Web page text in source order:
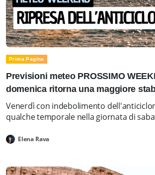
Prima Pagina
Previsioni meteo PROSSIMO
domenica ritorna una maggiore
Venerdì con indebolimento
qualche temporale nella giornata di
Elena Rava